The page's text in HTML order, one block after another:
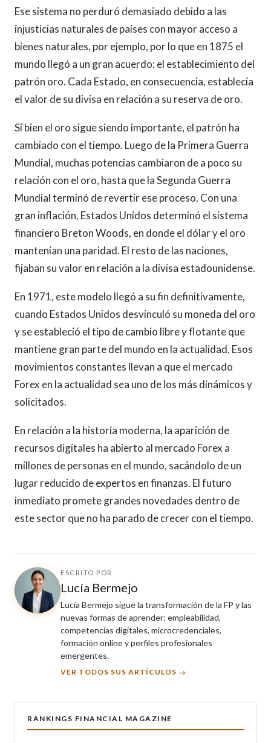
Ese sistema no perduró demasiado debido a las
injusticias naturales de países con mayor acceso a
bienes naturales, por ejemplo, por lo que en 1875 el
mundo llegó a un gran acuerdo: el establecimiento del
patrón oro. Cada Estado, en consecuencia, establecía
el valor de su divisa en relación a su reserva de oro.
Si bien el oro sigue siendo importante, el patrón ha
cambiado con el tiempo. Luego de la Primera Guerra
Mundial, muchas potencias cambiaron de a poco su
relación con el oro, hasta que la Segunda Guerra
Mundial terminó de revertir ese proceso. Con una
gran inflación, Estados Unidos determinó el sistema
financiero Breton Woods, en donde el dólar y el oro
mantenían una paridad. El resto de las naciones,
fijaban su valor en relación a la divisa estadounidense.
En 1971, este modelo llegó a su fin definitivamente,
cuando Estados Unidos desvinculó su moneda del oro
y se estableció el tipo de cambio libre y flotante que
mantiene gran parte del mundo en la actualidad. Esos
movimientos constantes llevan a que el mercado
Forex en la actualidad sea uno de los más dinámicos y
solicitados.
En relación a la historia moderna, la aparición de
recursos digitales ha abierto al mercado Forex a
millones de personas en el mundo, sacándolo de un
lugar reducido de expertos en finanzas. El futuro
inmediato promete grandes novedades dentro de
este sector que no ha parado de crecer con el tiempo.
ESCRITO POR
Lucía Bermejo
Lucía Bermejo sigue la transformación de la FP y las
nuevas formas de aprender: empleabilidad,
competencias digitales, microcredenciales,
formación online y perfiles profesionales
emergentes.
VER TODOS SUS ARTÍCULOS →
RANKINGS FINANCIAL MAGAZINE